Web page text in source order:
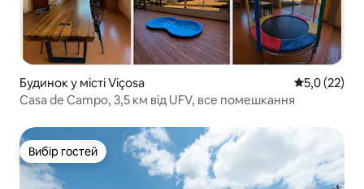
Будинок у місті Viçosa Середня
5,0 (22)
Casa de Campo, 3,5 км від UFV, все помешкання
Вибір гостей
Вибір гостей